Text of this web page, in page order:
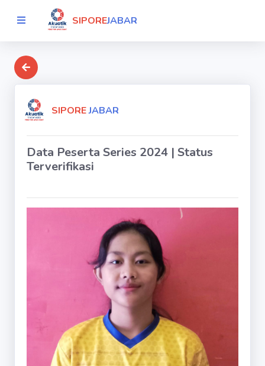
SIPOREJABAR
SIPOREJABAR
Data Peserta Series 2024 | Status
Terverifikasi